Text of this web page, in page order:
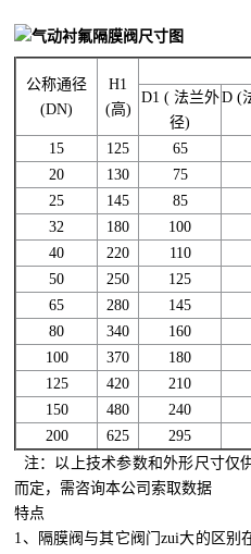
公称通径
(DN)
H1
(高)
D1 ( 法兰外
径)
D (
15
125 65
20
130 75
25
145 85
32
180 100
40
220 110
50
250 125
65
280 145
80
340 160
100
370 180
125
420 210
150
480 240
200
625 295
注：以上技术参数和外形尺寸仅
而定，需咨询本公司索取数据
特点
1、隔膜阀与其它阀门zui大的区别